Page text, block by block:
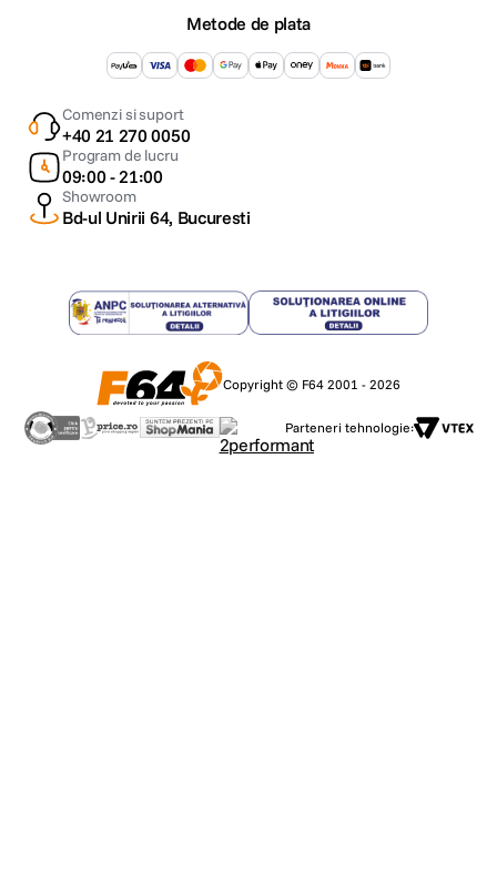
Metode de plata
Comenzi si suport
+40 21 270 0050
Program de lucru
09:00 - 21:00
Showroom
Bd-ul Unirii 64, Bucuresti
Copyright © F64 2001 - 2026
Parteneri tehnologie: